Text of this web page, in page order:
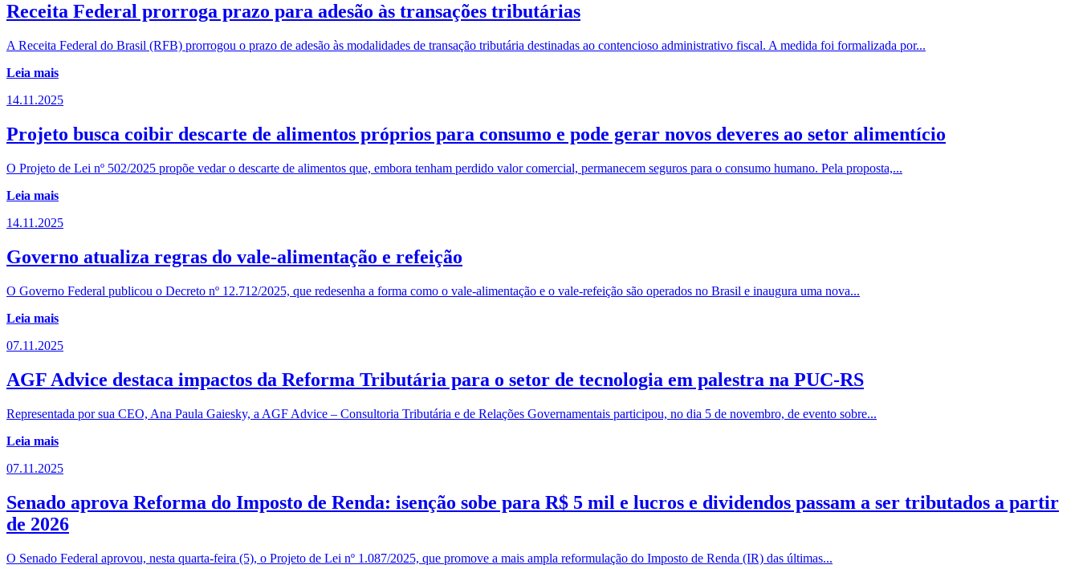
Receita Federal prorroga prazo para adesão às transações tributárias
A Receita Federal do Brasil (RFB) prorrogou o prazo de adesão às modalidades de transação tributária destinadas ao contencioso administrativo fiscal. A medida foi formalizada por...
Leia mais
14.11.2025
Projeto busca coibir descarte de alimentos próprios para consumo e pode gerar novos deveres ao setor alimentício
O Projeto de Lei nº 502/2025 propõe vedar o descarte de alimentos que, embora tenham perdido valor comercial, permanecem seguros para o consumo humano. Pela proposta,...
Leia mais
14.11.2025
Governo atualiza regras do vale-alimentação e refeição
O Governo Federal publicou o Decreto nº 12.712/2025, que redesenha a forma como o vale-alimentação e o vale-refeição são operados no Brasil e inaugura uma nova...
Leia mais
07.11.2025
AGF Advice destaca impactos da Reforma Tributária para o setor de tecnologia em palestra na PUC-RS
Representada por sua CEO, Ana Paula Gaiesky, a AGF Advice – Consultoria Tributária e de Relações Governamentais participou, no dia 5 de novembro, de evento sobre...
Leia mais
07.11.2025
Senado aprova Reforma do Imposto de Renda: isenção sobe para R$ 5 mil e lucros e dividendos passam a ser tributados a partir
de 2026
O Senado Federal aprovou, nesta quarta-feira (5), o Projeto de Lei nº 1.087/2025, que promove a mais ampla reformulação do Imposto de Renda (IR) das últimas...